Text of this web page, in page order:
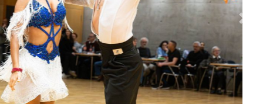
Previous Next